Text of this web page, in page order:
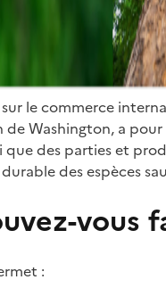
le commerce
Washington, a
que des parties et
des espèces
vous
: